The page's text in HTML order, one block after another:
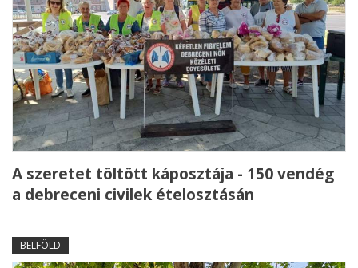
A szeretet töltött káposztája - 150 vendég
a debreceni civilek ételosztásán
BELFÖLD